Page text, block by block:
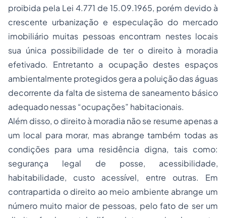
proibida pela Lei 4.771 de 15.09.1965, porém devido à
crescente urbanização e especulação do mercado
imobiliário muitas pessoas encontram nestes locais
sua única possibilidade de ter o direito à moradia
efetivado. Entretanto a ocupação destes espaços
ambientalmente protegidos gera a poluição das águas
decorrente da falta de sistema de saneamento básico
adequado nessas “ocupações” habitacionais.
Além disso, o direito à moradia não se resume apenas a
um local para morar, mas abrange também todas as
condições para uma residência digna, tais como:
segurança legal de posse, acessibilidade,
habitabilidade, custo acessível, entre outras. Em
contrapartida o direito ao meio ambiente abrange um
número muito maior de pessoas, pelo fato de ser um